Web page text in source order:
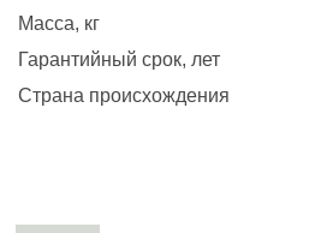
Масса, кг
Гарантийный срок, лет
Страна происхождения